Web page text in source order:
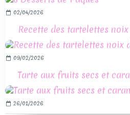
02/04/2026
Recette des tartelettes
09/02/2026
Tarte aux fruits secs et
26/01/2026